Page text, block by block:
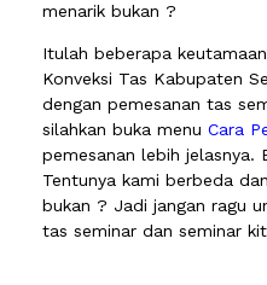
menarik bukan ?
Itulah beberapa
Konveksi Tas Kabupaten
dengan pemesanan tas
silahkan buka menu Cara
pemesanan lebih jelasnya.
Tentunya kami berbeda
bukan ? Jadi jangan ragu
tas seminar dan seminar